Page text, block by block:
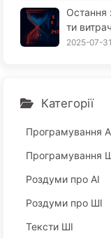
Остання
ти
ь
2025-07-31
Категорії
Програмування
Програмування
Роздуми про AI
Роздуми про ШІ
Тексти ШІ